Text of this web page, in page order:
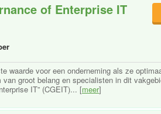
of Enterprise IT
waarde voor een onderneming als ze
groot belang en specialisten in dit
IT” (CGEIT)... [meer]